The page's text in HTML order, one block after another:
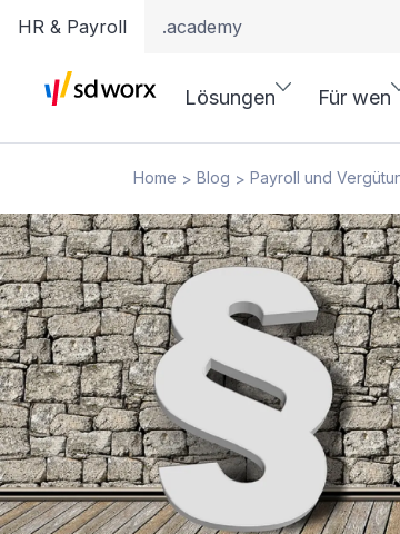
HR & Payroll .academy
Lösungen Für wen
Home > Blog > Payroll und